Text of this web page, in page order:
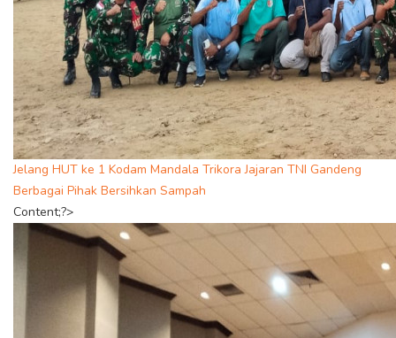
Jelang HUT ke 1 Kodam Mandala Trikora Jajaran TNI Gandeng
Berbagai Pihak Bersihkan Sampah
Content;?>